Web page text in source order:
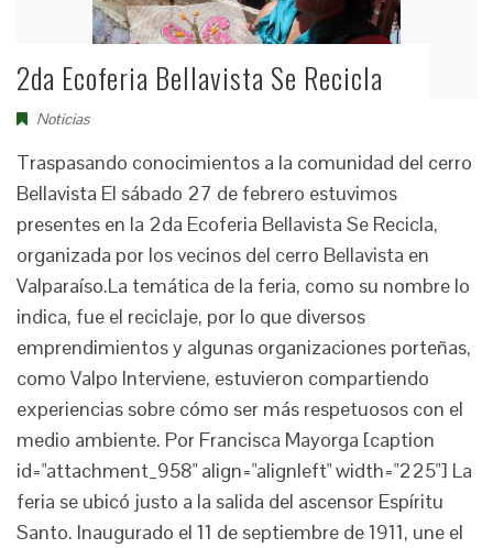
2da Ecoferia Bellavista Se Recicla
Noticias
Traspasando conocimientos a la comunidad del cerro
Bellavista El sábado 27 de febrero estuvimos
presentes en la 2da Ecoferia Bellavista Se Recicla,
organizada por los vecinos del cerro Bellavista en
Valparaíso.La temática de la feria, como su nombre lo
indica, fue el reciclaje, por lo que diversos
emprendimientos y algunas organizaciones porteñas,
como Valpo Interviene, estuvieron compartiendo
experiencias sobre cómo ser más respetuosos con el
medio ambiente. Por Francisca Mayorga [caption
id="attachment_958" align="alignleft" width="225"] La
feria se ubicó justo a la salida del ascensor Espíritu
Santo. Inaugurado el 11 de septiembre de 1911, une el